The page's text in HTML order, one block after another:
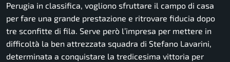
Perugia in classifica, vogliono sfruttare il campo di casa
per fare una grande prestazione e ritrovare fiducia dopo
tre sconfitte di fila. Serve però l’impresa per mettere in
difficoltà la ben attrezzata squadra di Stefano Lavarini,
determinata a conquistare la tredicesima vittoria per